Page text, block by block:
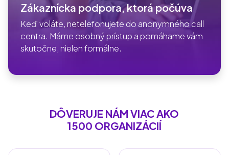
Zákaznícka podpora, ktorá počúva
Keď voláte, netelefonujete do anonymného call
centra. Máme osobný prístup a pomáhame vám
skutočne, nielen formálne.
DÔVERUJE NÁM VIAC AKO
1500 ORGANIZÁCIÍ